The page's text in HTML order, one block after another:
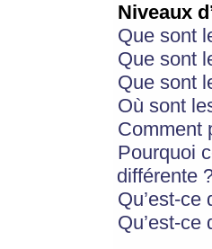
Niveaux
Que sont
Que sont
Que sont
Où sont
Comment
Pourquoi
différente
Qu’est-ce
Qu’est-ce